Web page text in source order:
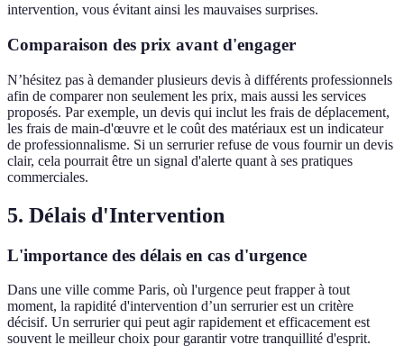
intervention, vous évitant ainsi les mauvaises surprises.
Comparaison des prix avant d'engager
N’hésitez pas à demander plusieurs devis à différents professionnels
afin de comparer non seulement les prix, mais aussi les services
proposés. Par exemple, un devis qui inclut les frais de déplacement,
les frais de main-d'œuvre et le coût des matériaux est un indicateur
de professionnalisme. Si un serrurier refuse de vous fournir un devis
clair, cela pourrait être un signal d'alerte quant à ses pratiques
commerciales.
5. Délais d'Intervention
L'importance des délais en cas d'urgence
Dans une ville comme Paris, où l'urgence peut frapper à tout
moment, la rapidité d'intervention d’un serrurier est un critère
décisif. Un serrurier qui peut agir rapidement et efficacement est
souvent le meilleur choix pour garantir votre tranquillité d'esprit.